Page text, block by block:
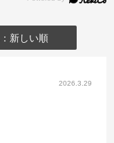
新しい順
2026.3.29